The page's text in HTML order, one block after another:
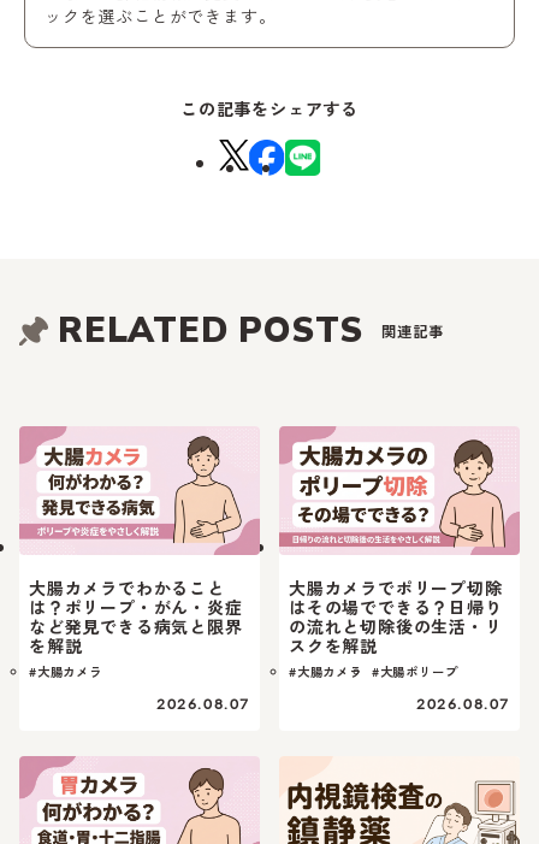
ックを選ぶことができます。
この記事をシェアする
RELATED POSTS 関連記事
大腸カメラでわかること
は？ポリープ・がん・炎症
など発見できる病気と限界
を解説
#大腸カメラ
2026.08.07
大腸カメラでポリープ切除
はその場でできる？日帰り
の流れと切除後の生活・リ
スクを解説
#大腸カメラ #大腸ポリープ
2026.08.07